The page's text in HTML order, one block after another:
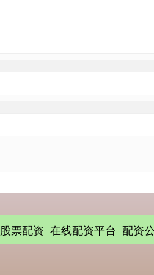
股票配资_在线配资平台_配资